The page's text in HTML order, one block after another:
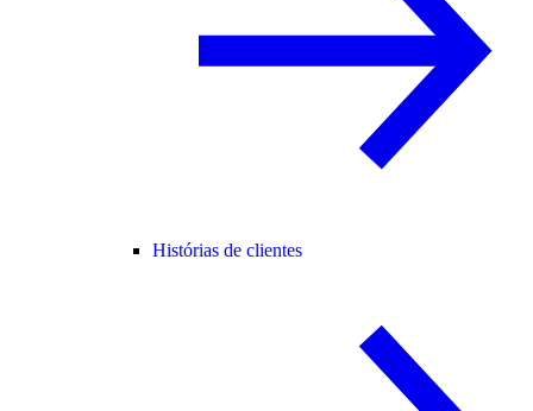
Histórias de clientes